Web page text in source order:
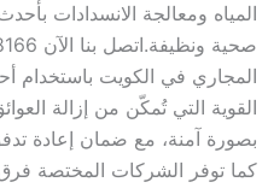
المياه ومعالجة الانسدادات
المجاري في الكويت باستخدام
القوية التي تُمكّن من إزالة
بصورة آمنة، مع ضمان إعادة
كما توفر الشركات المختصة